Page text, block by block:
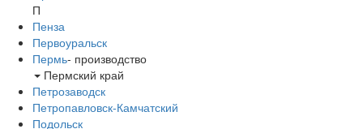
П
Пенза
Первоуральск
Пермь- производство
Пермский край
Петрозаводск
Петропавловск-Камчатский
Подольск